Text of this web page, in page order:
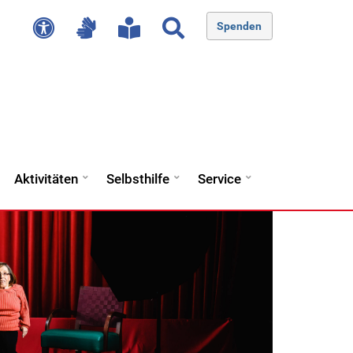
Spenden
Aktivitäten Selbsthilfe Service